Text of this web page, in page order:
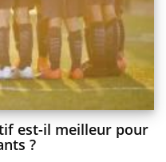
est-il meilleur pour
?